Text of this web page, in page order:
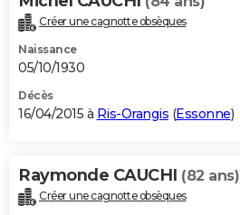
Créer une cagnotte obsèques
Naissance
05/10/1930
Décès
16/04/2015 à Ris-Orangis (Essonne)
Raymonde CAUCHI (82 ans)
Créer une cagnotte obsèques